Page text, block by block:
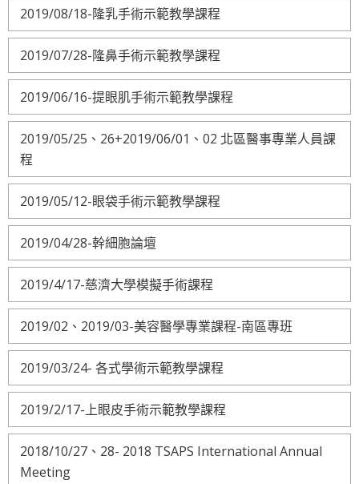
2019/08/18-隆乳手術示範教學課程
2019/07/28-隆鼻手術示範教學課程
2019/06/16-提眼肌手術示範教學課程
2019/05/25、26+2019/06/01、02 北區醫事專業人員課
程
2019/05/12-眼袋手術示範教學課程
2019/04/28-幹細胞論壇
2019/4/17-慈濟大學模擬手術課程
2019/02、2019/03-美容醫學專業課程-南區專班
2019/03/24- 各式學術示範教學課程
2019/2/17-上眼皮手術示範教學課程
2018/10/27、28- 2018 TSAPS International Annual
Meeting